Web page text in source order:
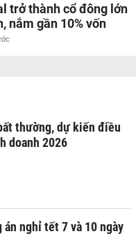
trở thành cổ đông lớn
nắm gần 10% vốn
thường, dự kiến điều
doanh 2026
nghỉ tết 7 và 10 ngày